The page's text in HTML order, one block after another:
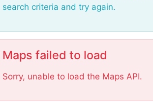
n
.
.
search criteria and try again.
Maps failed to load
Sorry, unable to load the Maps API.